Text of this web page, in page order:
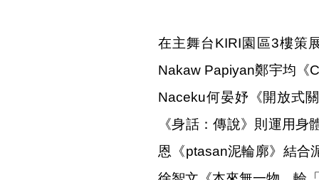
在主舞台KIRI園區3樓策
Nakaw Papiyan鄭宇均《
Naceku何晏妤《開放式
《身話：傳說》則運用
恩《ptasan泥輪廓》結合